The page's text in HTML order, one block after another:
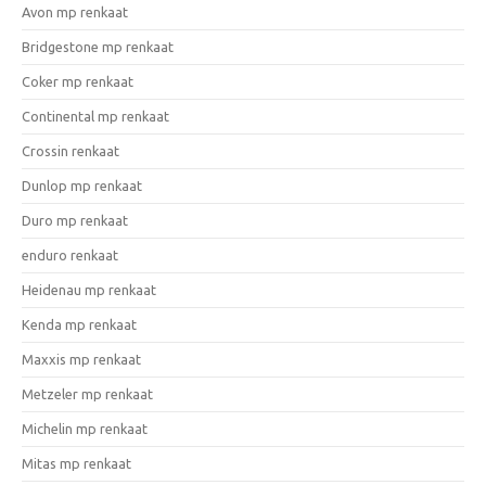
Avon mp renkaat
Bridgestone mp renkaat
Coker mp renkaat
Continental mp renkaat
Crossin renkaat
Dunlop mp renkaat
Duro mp renkaat
enduro renkaat
Heidenau mp renkaat
Kenda mp renkaat
Maxxis mp renkaat
Metzeler mp renkaat
Michelin mp renkaat
Mitas mp renkaat